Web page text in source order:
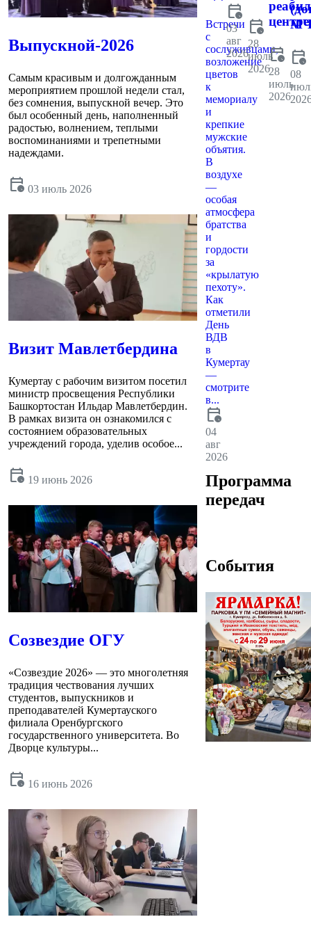
Выпускной-2026
Самым красивым и долгожданным
мероприятием прошлой недели стал,
без сомнения, выпускной вечер. Это
был особенный день, наполненный
радостью, волнением, теплыми
воспоминаниями и трепетными
надеждами.
calendar_clock 03 июль 2026
Визит Мавлетбердина
Кумертау с рабочим визитом посетил
министр просвещения Республики
Башкортостан Ильдар Мавлетбердин.
В рамках визита он ознакомился с
состоянием образовательных
учреждений города, уделив особое...
calendar_clock 19 июнь 2026
Созвездие ОГУ
«Созвездие 2026» — это многолетняя
традиция чествования лучших
студентов, выпускников и
преподавателей Кумертауского
филиала Оренбургского
государственного университета. Во
Дворце культуры...
calendar_clock 16 июнь 2026
Встречи
с
сослуживцами,
возложение
цветов
к
мемориалу
и
крепкие
мужские
объятия.
В
воздухе
—
особая
атмосфера
братства
и
гордости
за
«крылатую
пехоту».
Как
отметили
День
ВДВ
в
Кумертау
—
смотрите
в...
calendar_clock
04
авг
2026
calendar_clock
03
авг
2026
calendar_clock
28
июль
2026
центре
calendar_clock
28
июль
2026
calendar_clock
08
Программа
передач
События